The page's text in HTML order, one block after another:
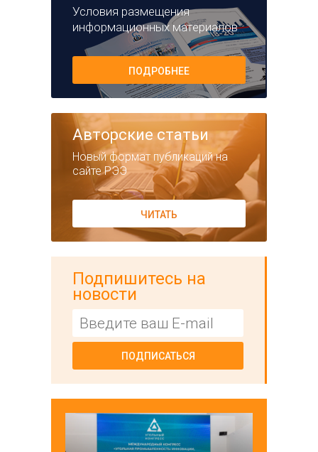
Условия размещения
информационных материалов
ПОДРОБНЕЕ
Авторские статьи
Новый формат публикаций на
сайте РЭЭ
ЧИТАТЬ
Подпишитесь на
новости
ПОДПИСАТЬСЯ